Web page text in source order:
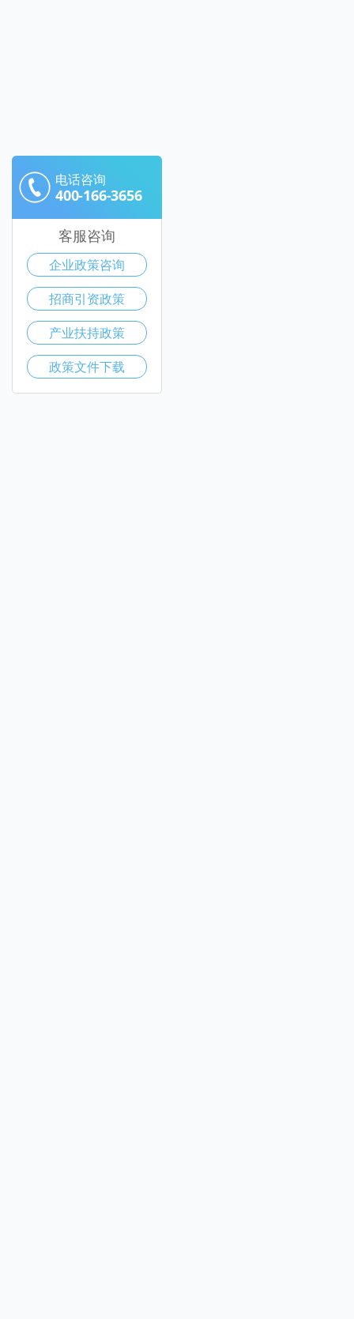
电话咨询
400-166-3656
客服咨询
企业政策咨询
招商引资政策
产业扶持政策
政策文件下载